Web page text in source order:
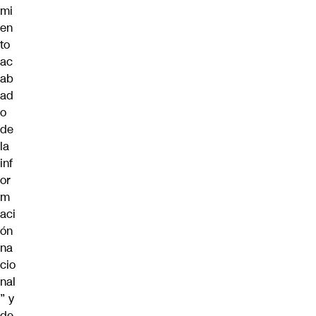
mi
en
to
ac
ab
ad
o
de
la
inf
or
m
aci
ón
na
cio
nal
” y